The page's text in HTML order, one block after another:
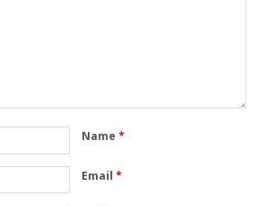
Name *
Email *